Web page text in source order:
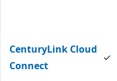
CenturyLink Cloud
Connect
✓